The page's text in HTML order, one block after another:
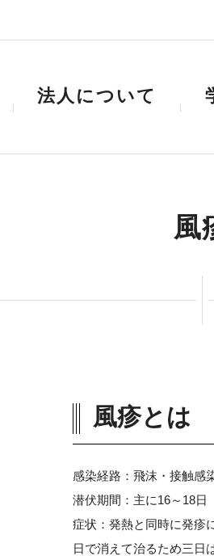
法人について
風
風疹とは
感染経路：飛沫・接触感
潜伏期間：主に16～18日
症状：発熱と同時に発疹
日で消えて治るため三日